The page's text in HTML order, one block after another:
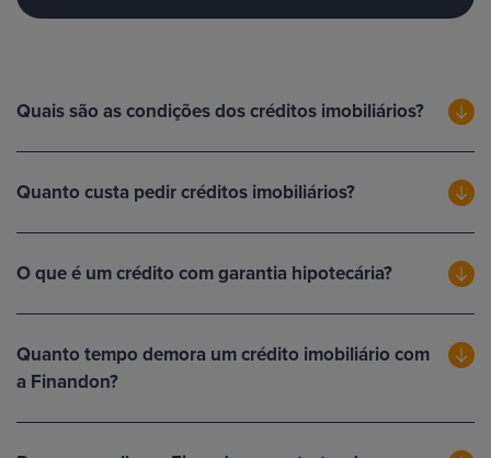
Quais são as condições dos créditos imobiliários?
Quanto custa pedir créditos imobiliários?
O que é um crédito com garantia hipotecária?
Quanto tempo demora um crédito imobiliário com
a Finandon?